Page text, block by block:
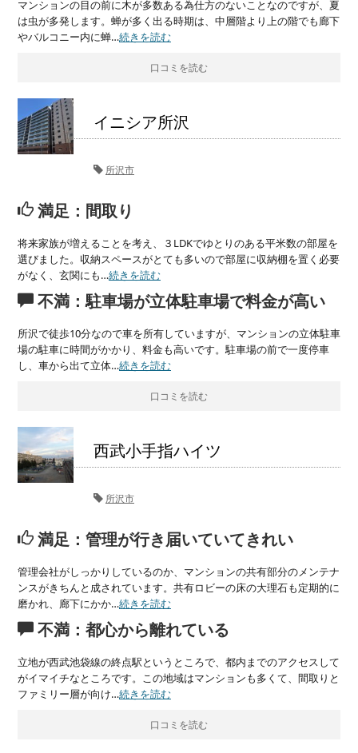
マンションの目の前に木が多数ある為仕方のないことなのですが、夏
は虫が多発します。蝉が多く出る時期は、中層階より上の階でも廊下
やバルコニー内に蝉…続きを読む
口コミを読む
イニシア所沢
所沢市
満足：間取り
将来家族が増えることを考え、３LDKでゆとりのある平米数の部屋を
選びました。収納スペースがとても多いので部屋に収納棚を置く必要
がなく、玄関にも…続きを読む
不満：駐車場が立体駐車場で料金が高い
所沢で徒歩10分なので車を所有していますが、マンションの立体駐車
場の駐車に時間がかかり、料金も高いです。駐車場の前で一度停車
し、車から出て立体…続きを読む
口コミを読む
西武小手指ハイツ
所沢市
満足：管理が行き届いていてきれい
管理会社がしっかりしているのか、マンションの共有部分のメンテナ
ンスがきちんと成されています。共有ロビーの床の大理石も定期的に
磨かれ、廊下にかか…続きを読む
不満：都心から離れている
立地が西武池袋線の終点駅というところで、都内までのアクセスして
がイマイチなところです。この地域はマンションも多くて、間取りと
ファミリー層が向け…続きを読む
口コミを読む